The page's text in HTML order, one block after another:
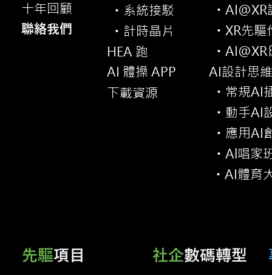
十年回顧
聯絡我們
・ 系統接駁
・ 計時晶片
HEA 跑
AI 體操 APP
下載資源
・ AI@XR
・ XR先驅
・ AI@XR
AI設計思維
・ 常規AI
・ 動手AI
・ 應用AI
・ Al唱家
・ AI體育
先驅項目 社企數碼轉型